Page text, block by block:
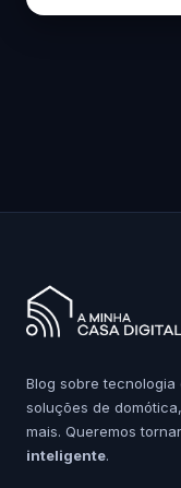
Blog sobre tecnologia
soluções de
mais. Queremos
inteligente.